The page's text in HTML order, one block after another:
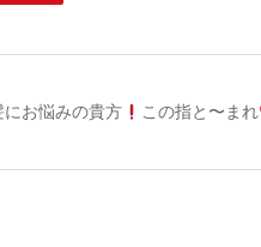
にお悩みの貴方 この指と〜まれ